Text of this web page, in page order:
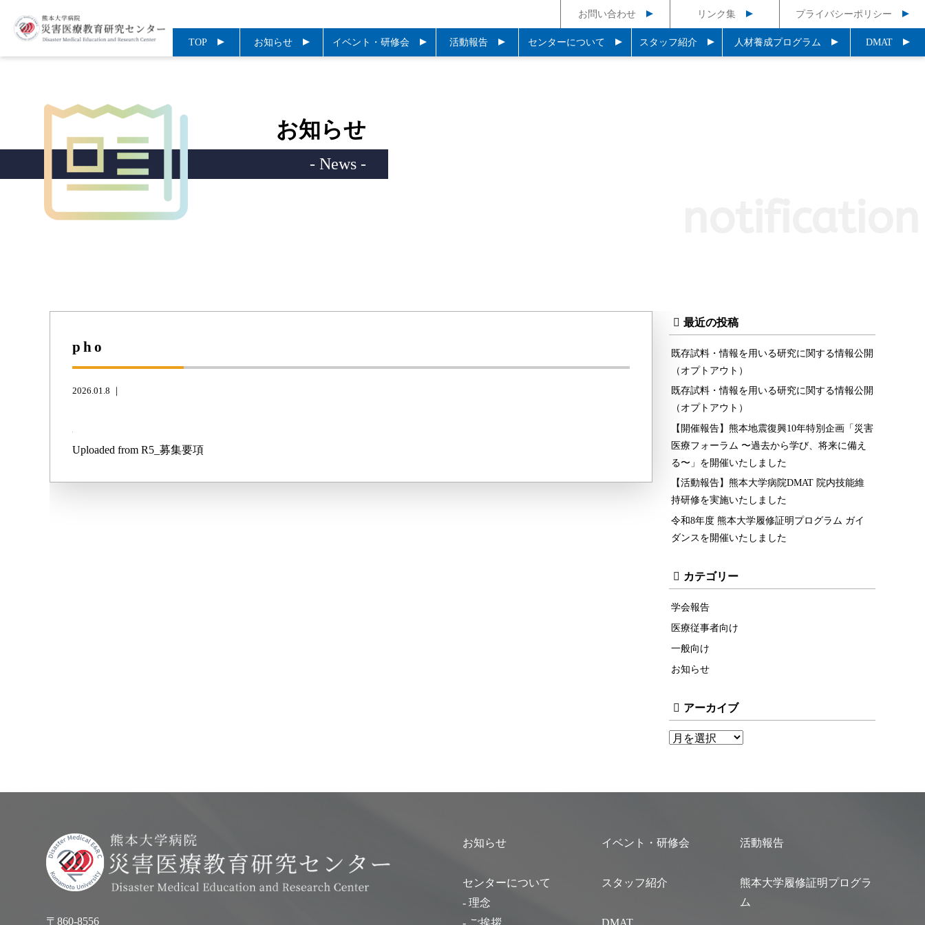
お問い合わせ リンク集 プライバシーポリシー
TOP お知らせ イベント・研修会 活動報告 センターについて スタッフ紹介 人材養成プログラム DMAT
お知らせ
- News -
pho
2026.01.8 ｜
Uploaded from R5_募集要項
最近の投稿
既存試料・情報を用いる研究に関する情報公開
（オプトアウト）
既存試料・情報を用いる研究に関する情報公開
（オプトアウト）
【開催報告】熊本地震復興10年特別企画「災害
医療フォーラム 〜過去から学び、将来に備え
る〜」を開催いたしました
【活動報告】熊本大学病院DMAT 院内技能維
持研修を実施いたしました
令和8年度 熊本大学履修証明プログラム ガイ
ダンスを開催いたしました
カテゴリー
学会報告
医療従事者向け
一般向け
お知らせ
アーカイブ
〒860-8556
お知らせ
センターについて
- 理念
- ご挨拶
イベント・研修会
スタッフ紹介
DMAT
活動報告
熊本大学履修証明プログラ
ム